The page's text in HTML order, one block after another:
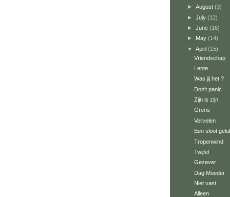
► August (3)
► July (12)
► June (16)
► May (14)
▼ April (15)
Vriendschap
Lente
Was jij het ?
Don't panic
Zijn is zijn
Grens
Vervelen
Een sloot
Tropenwind
Twijfel
Gezever
Dag Moeder
Niet vast
Alleen